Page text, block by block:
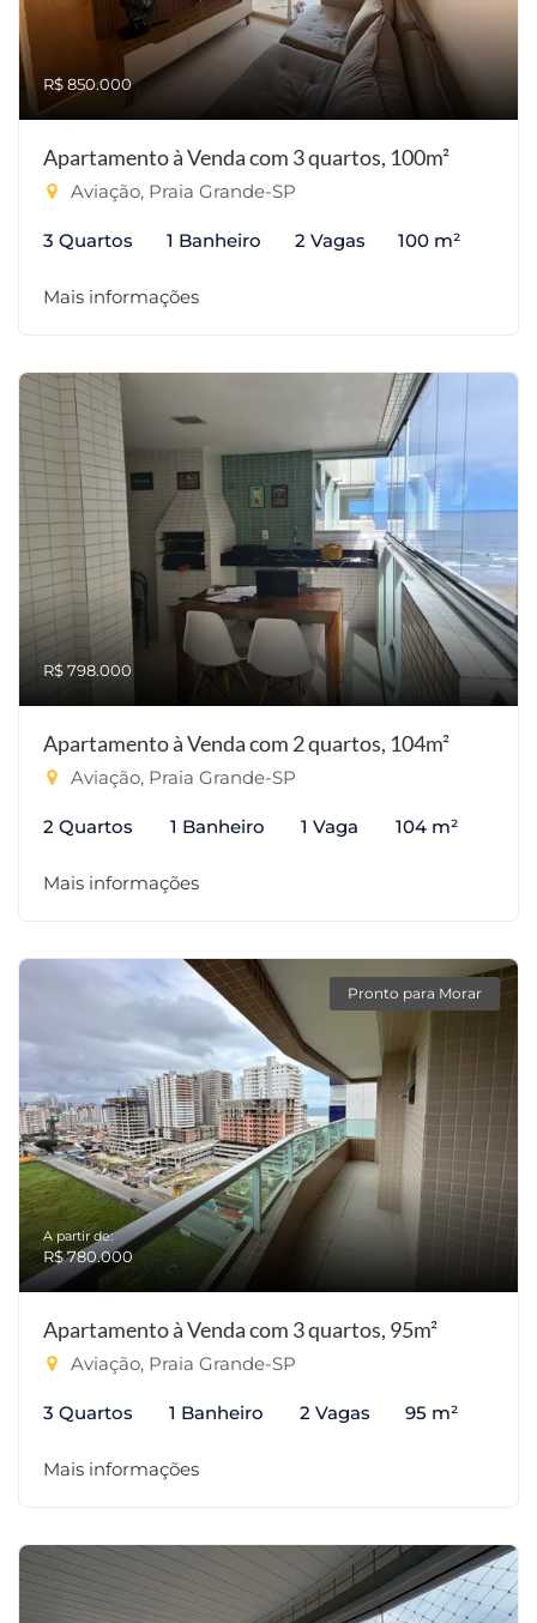
R$ 850.000
Apartamento à Venda com 3 quartos, 100m²
Aviação, Praia Grande-SP
3 Quartos 1 Banheiro 2 Vagas 100 m²
Mais informações
R$ 798.000
Apartamento à Venda com 2 quartos, 104m²
Aviação, Praia Grande-SP
2 Quartos 1 Banheiro 1 Vaga 104 m²
Mais informações
Pronto para Morar
A partir de:
R$ 780.000
Apartamento à Venda com 3 quartos, 95m²
Aviação, Praia Grande-SP
3 Quartos 1 Banheiro 2 Vagas 95 m²
Mais informações